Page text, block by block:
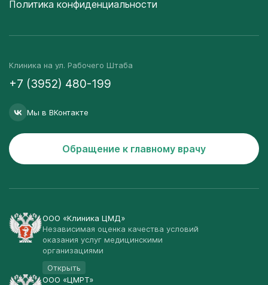
Политика конфиденциальности
Клиника на ул. Рабочего Штаба
+7 (3952) 480-199
Мы в ВКонтакте
Обращение к главному врачу
ООО «Клиника ЦМД»
Независимая оценка качества условий
оказания услуг медицинскими
организациями
Открыть
ООО «ЦМРТ»